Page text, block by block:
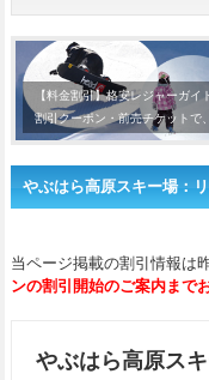
【料金割引】格安レジャーガイ
割引クーポン・前売チケットで
やぶはら高原スキー場：
当ページ掲載の割引情報は
ンの割引開始のご案内まで
やぶはら高原ス